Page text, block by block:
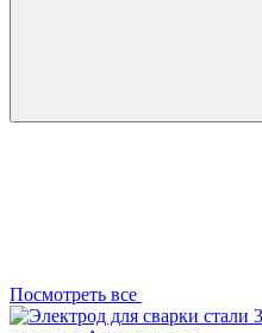
Посмотреть все